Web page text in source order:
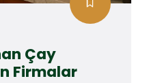
Çay
Firmalar